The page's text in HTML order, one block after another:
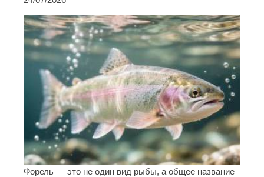
Форель — это не один вид рыбы, а общее название